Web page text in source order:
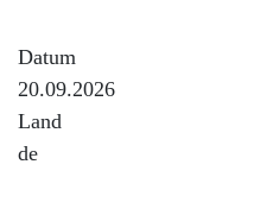
Datum
20.09.2026
Land
de